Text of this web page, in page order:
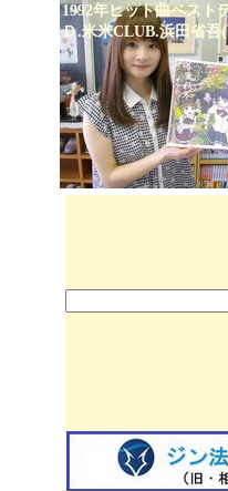
1992年ヒット曲ベスト
Ｄ.米米CLUB.浜田省吾